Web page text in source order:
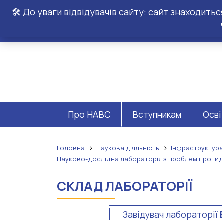
🛠️ До уваги відвідувачів сайту: сайт
Про НАВС Вступникам
Головна Наукова діяльність
Науково-дослідна лабораторія з проблем
СКЛАД ЛАБОРАТОРІЇ
Завідувач лабораторії